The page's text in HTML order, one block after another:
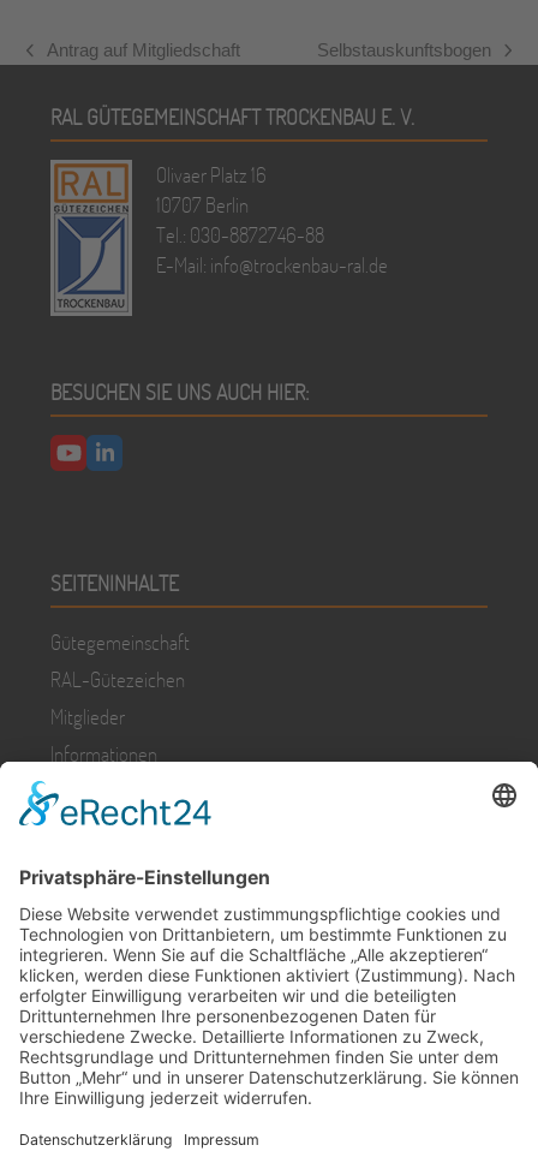
vorheriger
Antrag auf Mitgliedschaft
Nächster
Selbstauskunftsbogen
RAL GÜTEGEMEINSCHAFT TROCKENBAU E. V.
Olivaer Platz 16
10707 Berlin
Tel.: 030-8872746-88
E-Mail: info@trockenbau-ral.de
BESUCHEN SIE UNS AUCH HIER:
YouTubeLinkedIn
SEITENINHALTE
Gütegemeinschaft
RAL-Gütezeichen
Mitglieder
Informationen
Presse
KONTAKT & RECHTLICHES
Kontakt
Impressum
Datenschutz
PRIVATSPHÄRE-EINSTELLUNGEN